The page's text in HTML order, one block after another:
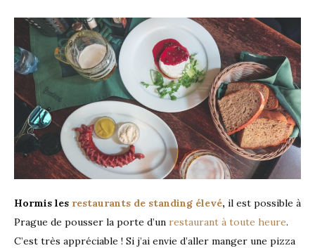
Hormis les restaurants de standing élevé, il est possible à
Prague de pousser la porte d’un restaurant à toute heure.
C’est très appréciable ! Si j’ai envie d’aller manger une pizza